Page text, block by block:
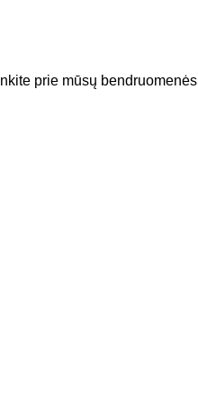
prie mūsų bendruomenės